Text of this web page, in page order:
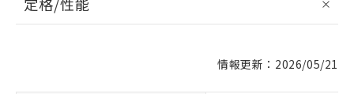
情報更新：2026/05/21